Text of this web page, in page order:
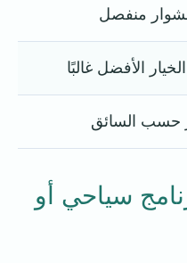
منفصل
الأفضل غالبًا
حسب السائق
سياحي أو